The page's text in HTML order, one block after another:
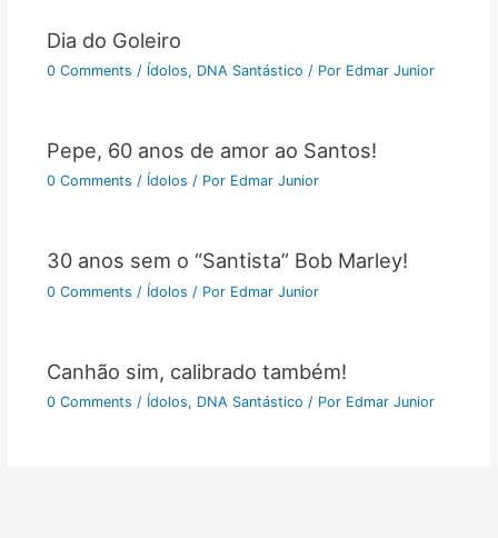
Dia do Goleiro
0 Comments / Ídolos, DNA Santástico / Por Edmar Junior
Pepe, 60 anos de amor ao Santos!
0 Comments / Ídolos / Por Edmar Junior
30 anos sem o “Santista” Bob Marley!
0 Comments / Ídolos / Por Edmar Junior
Canhão sim, calibrado também!
0 Comments / Ídolos, DNA Santástico / Por Edmar Junior